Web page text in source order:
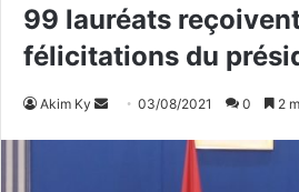
99 lauréats
félicitations du
Akim Ky 03/08/2021 0 2